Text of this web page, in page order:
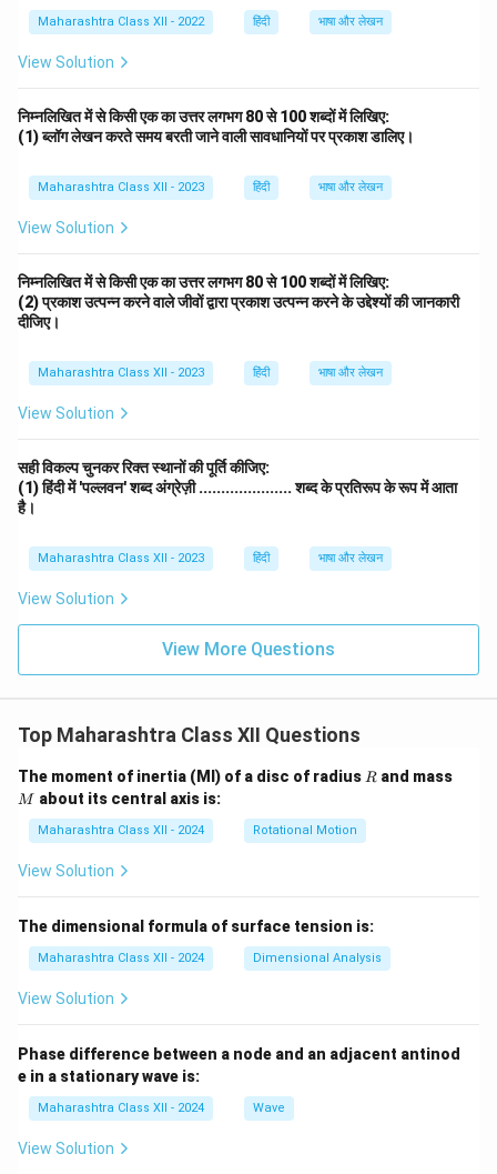
m}}
Maharashtra Class XII - 2022 हिंदी भाषा और लेखन
View Solution
निम्नलिखित में से किसी एक का उत्तर लगभग 80 से 100 शब्दों में लिखिए:
(1) ब्लॉग लेखन करते समय बरती जाने वाली सावधानियों पर प्रकाश डालिए।
Maharashtra Class XII - 2023 हिंदी भाषा और लेखन
View Solution
निम्नलिखित में से किसी एक का उत्तर लगभग 80 से 100 शब्दों में लिखिए:
(2) प्रकाश उत्पन्न करने वाले जीवों द्वारा प्रकाश उत्पन्न करने के उद्देश्यों की जानकारी
दीजिए।
Maharashtra Class XII - 2023 हिंदी भाषा और लेखन
View Solution
सही विकल्प चुनकर रिक्त स्थानों की पूर्ति कीजिए:
(1) हिंदी में 'पल्लवन' शब्द अंग्रेज़ी ..................... शब्द के प्रतिरूप के रूप में आता
है।
Maharashtra Class XII - 2023 हिंदी भाषा और लेखन
View Solution
View More Questions
Top Maharashtra Class XII Questions
The moment of inertia (MI) of a disc of radius R
R and mass
M about its central axis is:
Maharashtra Class XII - 2024 Rotational Motion
View Solution
The dimensional formula of surface tension is:
Maharashtra Class XII - 2024 Dimensional Analysis
View Solution
Phase difference between a node and an adjacent antinod
e in a stationary wave is:
Maharashtra Class XII - 2024 Wave
View Solution